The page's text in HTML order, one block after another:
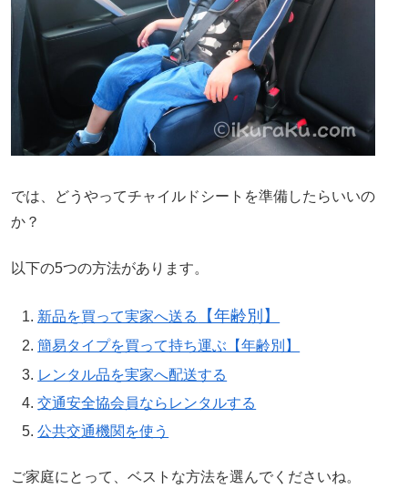
では、どうやってチャイルドシートを準備したらいいの
か？
以下の5つの方法があります。
新品を買って実家へ送る 【年齢別】
簡易タイプを買って持ち運ぶ【年齢別】
レンタル品を実家へ配送する
交通安全協会員ならレンタルする
公共交通機関を使う
ご家庭にとって、ベストな方法を選んでくださいね。